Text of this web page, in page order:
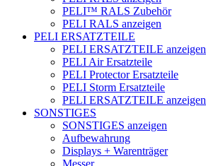
PELI™ RALS Zubehör
PELI RALS anzeigen
PELI ERSATZTEILE
PELI ERSATZTEILE anzeigen
PELI Air Ersatzteile
PELI Protector Ersatzteile
PELI Storm Ersatzteile
PELI ERSATZTEILE anzeigen
SONSTIGES
SONSTIGES anzeigen
Aufbewahrung
Displays + Warenträger
Messer